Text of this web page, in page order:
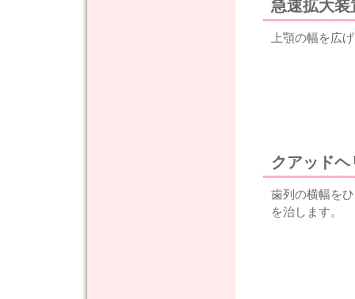
急速拡大装
上顎の幅を広
クアッド
歯列の横幅を
を治します。